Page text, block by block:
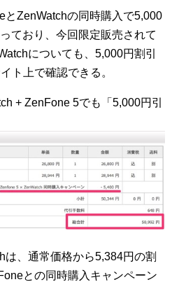
ZenWatchの同時購入で5,000
ており、今回限定販売されて
についても、5,000円割引
ト上で確認できる。
+ ZenFone 5でも「5,000円引
は、通常価格から5,384円の割
との同時購入キャンペーン